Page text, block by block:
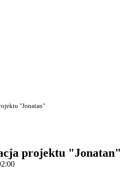
"Jonatan"
projektu "Jonatan"